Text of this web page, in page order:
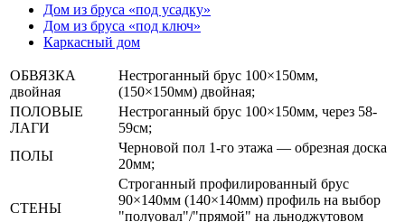
Дом из бруса «под усадку»
Дом из бруса «под ключ»
Каркасный дом
ОБВЯЗКА
двойная
Нестроганный брус 100×150мм,
(150×150мм) двойная;
ПОЛОВЫЕ
ЛАГИ
Нестроганный брус 100×150мм, через 58-
59см;
ПОЛЫ
Черновой пол 1-го этажа — обрезная доска
20мм;
СТЕНЫ
Строганный профилированный брус
90×140мм (140×140мм) профиль на выбор
"полуовал"/"прямой" на льноджутовом